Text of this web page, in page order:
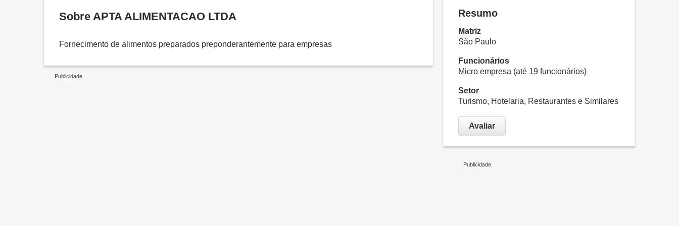
Sobre APTA ALIMENTACAO LTDA
Fornecimento de alimentos preparados preponderantemente para empresas
Resumo
Matriz
São Paulo
Funcionários
Micro empresa (até 19 funcionários)
Setor
Turismo, Hotelaria, Restaurantes e Similares
Avaliar